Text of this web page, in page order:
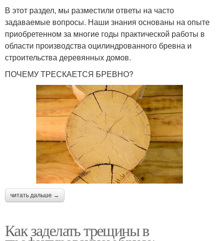
В этот раздел, мы разместили ответы на часто
задаваемые вопросы. Наши знания основаны на опыте
приобретенном за многие годы практической работы в
области производства оцилиндрованного бревна и
строительства деревянных домов.
ПОЧЕМУ ТРЕСКАЕТСЯ БРЕВНО?
читать дальше →
Как заделать трещины в